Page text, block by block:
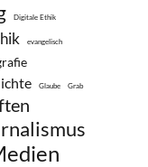
Digitale Ethik
evangelisch
Glaube Grab